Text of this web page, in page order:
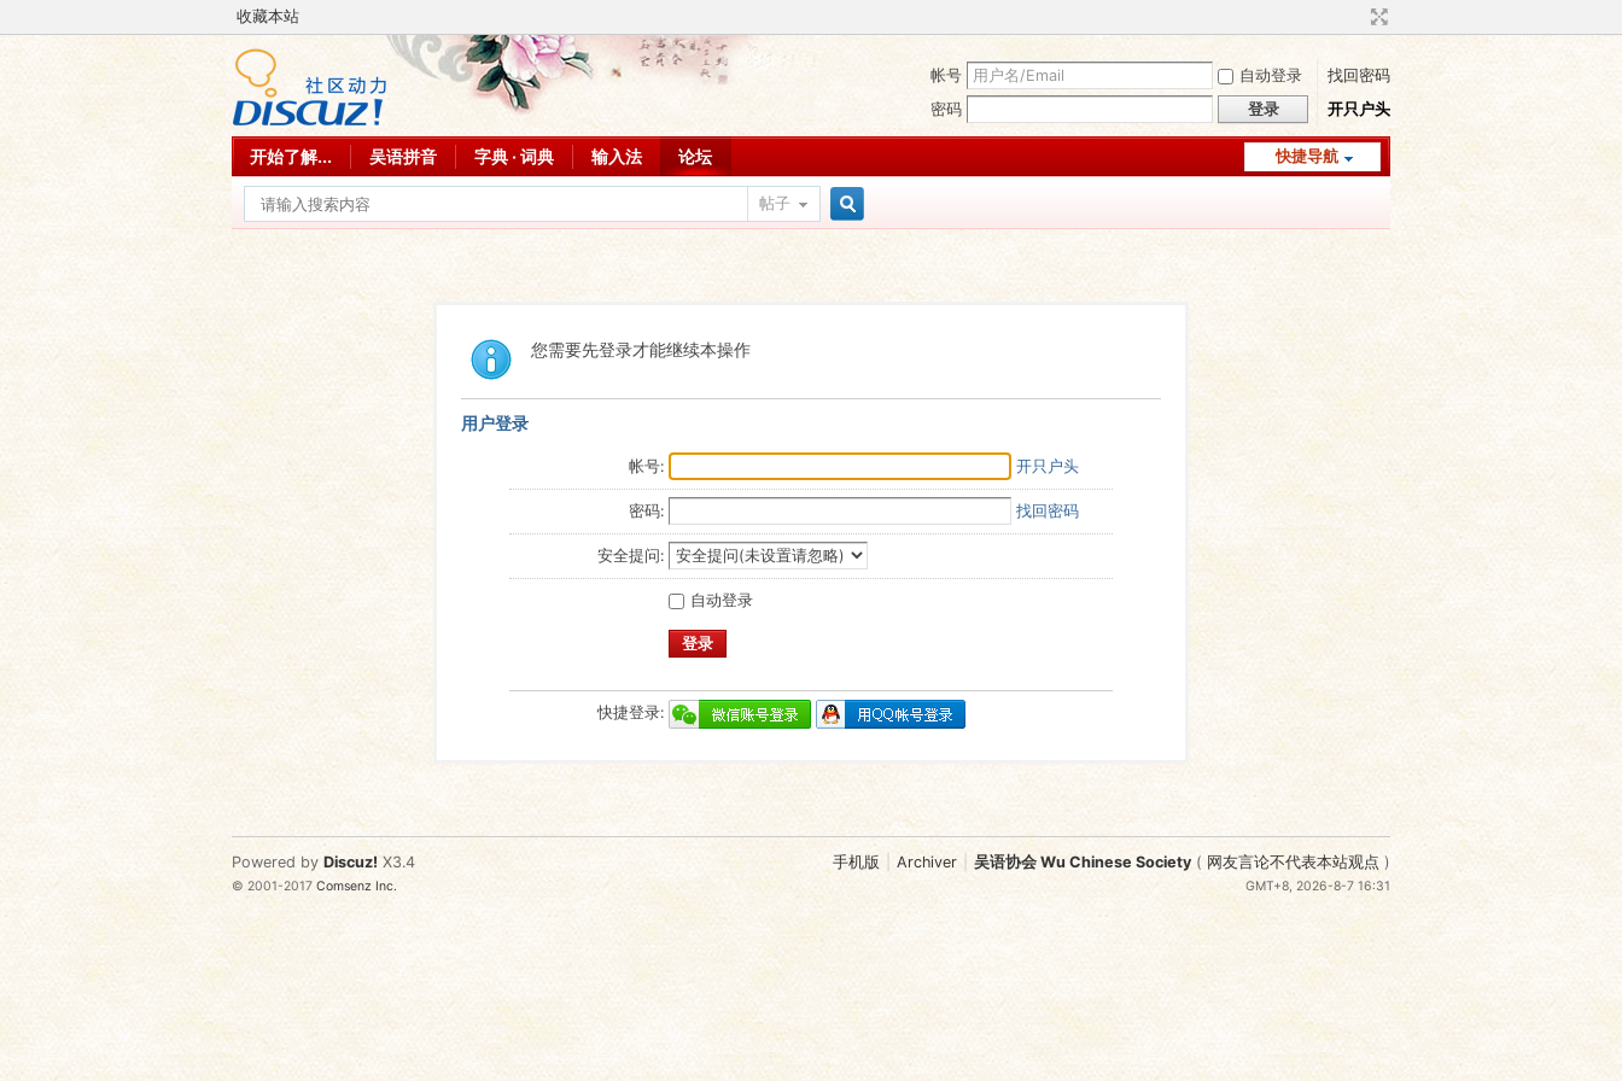
收藏本站
帐号 自动登录
找回密码
密码
登录 开只户头
快捷导航
开始了解... 吴语拼音 字典 · 词典 输入法 论坛
帖子
您需要先登录才能继续本操作
用户登录
帐号: 开只户头
密码: 找回密码
安全提问:
自动登录
登录
快捷登录:
手机版 Archiver 吴语协会 Wu Chinese Society ( 网友言论不代表本站观点 )
GMT+8, 2026-8-7 16:31
Powered by Discuz! X3.4
© 2001-2017Comsenz Inc.